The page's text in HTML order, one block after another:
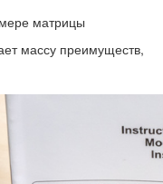
матрицы
массу преимуществ,